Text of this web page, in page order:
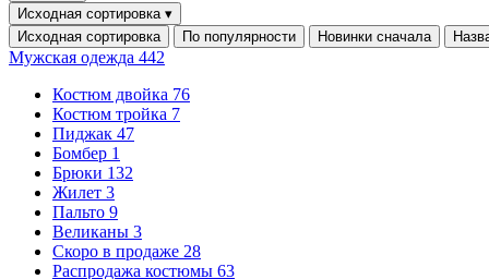
Исходная сортировка ▾
Исходная сортировка
По популярности Новинки сначала
Мужская одежда 442
Костюм двойка 76
Костюм тройка 7
Пиджак 47
Бомбер 1
Брюки 132
Жилет 3
Пальто 9
Великаны 3
Скоро в продаже 28
Распродажа костюмы 63